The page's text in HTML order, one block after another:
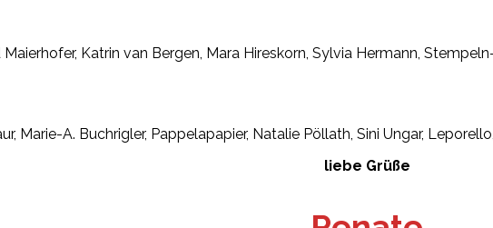
Katrin van Bergen, Mara Hireskorn, Sylvia Hermann,
Marie-A. Buchrigler, Pappelapapier, Natalie Pöllath, Sini Ungar,
liebe Grüße